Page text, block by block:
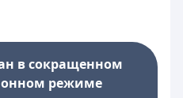
в сокращенном
режиме